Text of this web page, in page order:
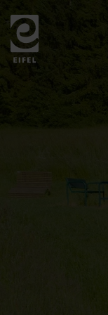
Zurück
zur
Startseite